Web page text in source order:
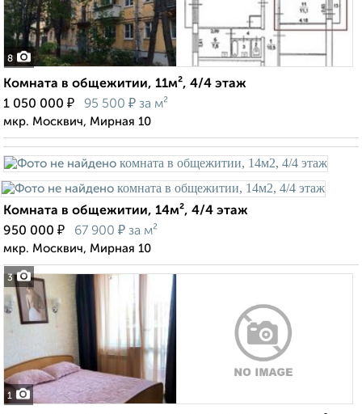
8
Комната в общежитии, 11м², 4/4 этаж
1 050 000 ₽ 95 500 ₽ за м²
мкр. Москвич, Мирная 10
3
Комната в общежитии, 14м², 4/4 этаж
950 000 ₽ 67 900 ₽ за м²
мкр. Москвич, Мирная 10
1